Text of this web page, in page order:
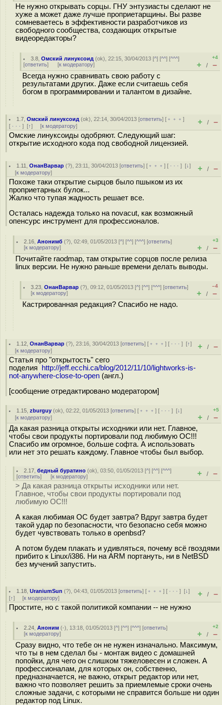
Не нужно открывать сорцы. ГНУ энтузиасты сделают не
хуже а может даже лучше проприетарщины. Вы разве
сомневаетесь в эффективности разработчиков из
свободного сообщества, создающих открытые
видеоредакторы?
3.8 ,Омский линуксоид (ok), 22:15, 30/04/2013 [^] [^^] [^^^]
[ответить] [к модератору]
+4
+ / –
Всегда нужно сравнивать свою работу с
результатами других. Даже если считаешь себя
богом в программировании и талантом в дизайне.
1.7 ,Омский линуксоид (ok), 22:14, 30/04/2013 [ответить] [ ﹢﹢﹢]
[ · · · ] [↑] [к модератору] + / –
Омские линуксоиды одобряют. Следующий шаг:
открытие исходного кода под свободной лицензией.
1.11 ,ОнанВарвар (?), 23:11, 30/04/2013 [ответить] [ ﹢﹢﹢] [ · · ·][↓]
[к модератору] + / –
Похоже таки открытие сырцов было пшыком из их
проприетарных булок...
Жалко что тупая жадность решает все.
Осталась надежда только на novacut, как возможный
опенсурс инструмент для профессионалов.
2.16 ,Анонимб (?), 02:49, 01/05/2013 [^] [^^] [^^^] [ответить]
[к модератору]
+3
+ / –
Почитайте raodmap, там открытие сорцов после релиза
linux версии. Не нужно раньше времени делать выводы.
3.23 ,ОнанВарвар (?), 09:12, 01/05/2013 [^] [^^] [^^^] [ответить]
[к модератору]
–4
+ / –
Кастрированная редакция? Спасибо не надо.
1.12 ,ОнанВарвар (?), 23:16, 30/04/2013 [ответить] [ ﹢﹢﹢] [ · · ·][↑]
[к модератору] + / –
Статья про "открытость" сего
поделия
http://jeff.ecchi.ca/blog/2012/11/10/lightworks-is-
not-anywhere-close-to-open (англ.)
[сообщение отредактировано модератором]
1.15 ,zburguy (ok), 02:22, 01/05/2013 [ответить] [ ﹢﹢﹢] [ · · ·][↓]
[к модератору]
+5
+ / –
Да какая разница открыты исходники или нет. Главное,
чтобы свои продукты портировали под любимую ОС!!!
Спасибо им огромное, больше софта. А использовать
или нет это решать каждому. Главное чтобы был выбор.
2.17 ,бедный буратино (ok), 03:50, 01/05/2013 [^] [^^] [^^^]
[ответить] [к модератору] + / –
> Да какая разница открыты исходники или нет.
Главное, чтобы свои продукты портировали под
любимую ОС!!!
А какая любимая ОС будет завтра? Вдруг завтра будет
такой удар по безопасности, что безопасно себя можно
будет чувствовать только в openbsd?
А потом будем плакать и удивляться, почему всё гвоздями
прибито к Linux/i386. Ни на ARM портануть, ни в NetBSD
без мучений запустить.
1.18 ,UraniumSun (?), 04:43, 01/05/2013 [ответить] [ ﹢﹢﹢] [ · · ·][↓]
[↑] [к модератору] + / –
Простите, но с такой политикой компании -- не нужно
2.24 ,Аноним (-), 13:18, 01/05/2013 [^] [^^] [^^^] [ответить]
[к модератору]
+2
+ / –
Сразу видно, что тебе он не нужен изначально. Максимум,
что ты в нем сделал бы - монтаж видео с домашней
попойки, для чего он слишком тяжеловесен и сложен. А
профессионалам, для которых он, собственно,
предназначается, не важно, открыт редактор или нет,
важно что позволяет решить за приемлемые сроки очень
сложные задачи, с которыми не справится больше ни один
редактор под Linux.